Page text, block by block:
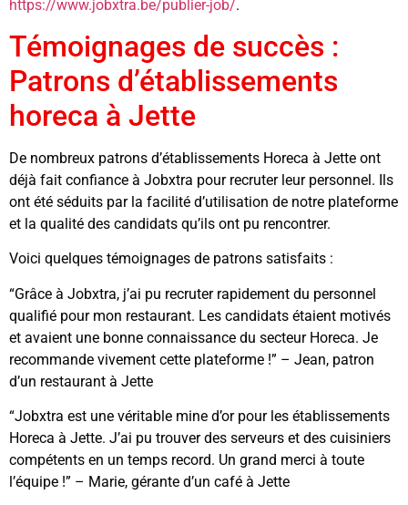
https://www.jobxtra.be/publier-job/.
Témoignages de succès :
Patrons d’établissements
horeca à Jette
De nombreux patrons d’établissements Horeca à Jette ont
déjà fait confiance à Jobxtra pour recruter leur personnel. Ils
ont été séduits par la facilité d’utilisation de notre plateforme
et la qualité des candidats qu’ils ont pu rencontrer.
Voici quelques témoignages de patrons satisfaits :
“Grâce à Jobxtra, j’ai pu recruter rapidement du personnel
qualifié pour mon restaurant. Les candidats étaient motivés
et avaient une bonne connaissance du secteur Horeca. Je
recommande vivement cette plateforme !” – Jean, patron
d’un restaurant à Jette
“Jobxtra est une véritable mine d’or pour les établissements
Horeca à Jette. J’ai pu trouver des serveurs et des cuisiniers
compétents en un temps record. Un grand merci à toute
l’équipe !” – Marie, gérante d’un café à Jette